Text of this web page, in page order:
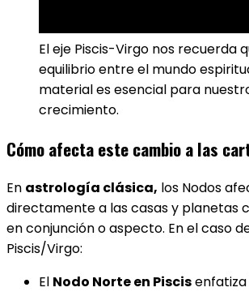
El eje Piscis-Virgo nos recuerda
equilibrio entre el mundo
material es esencial para
crecimiento.
Cómo afecta este cambio a las
En astrología clásica, los Nodos
directamente a las casas y planetas
en conjunción o aspecto. En el caso
Piscis/Virgo:
El Nodo Norte en Piscis